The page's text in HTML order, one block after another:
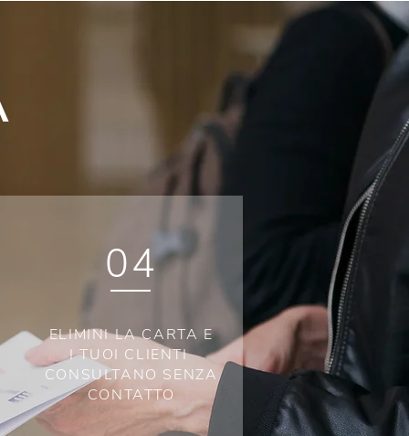
04
ELIMINI LA CARTA E
I TUOI CLIENTI
CONSULTANO SENZA
CONTATTO